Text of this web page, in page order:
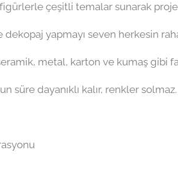
figürlerle çeşitli temalar sunarak
dekopaj yapmayı seven herkesin
metal, karton ve kumaş gibi
süre dayanıklı kalır, renkler solmaz.